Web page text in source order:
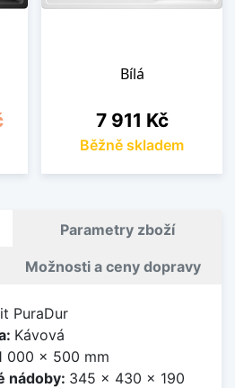
Bílá
Cena
7 911 Kč
Běžně skladem
Parametry zboží
Možnosti a ceny dopravy
PuraDur
Kávová
000 x 500 mm
nádoby: 345 x 430 x 190